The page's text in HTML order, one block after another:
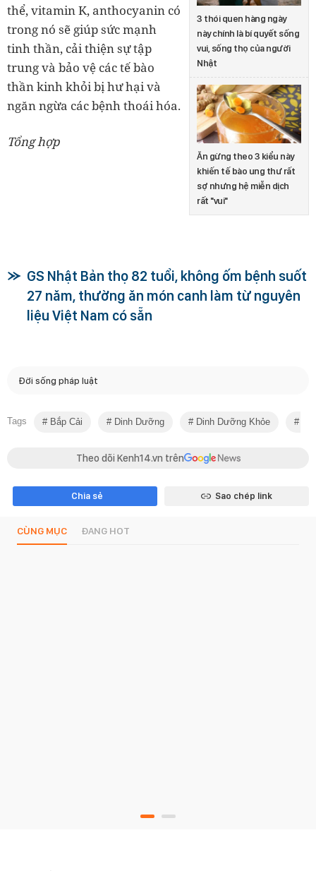
3 thói quen hàng ngày
này chính là bí quyết sống
vui, sống thọ của người
Nhật
Ăn gừng theo 3 kiểu này
khiến tế bào ung thư rất
sợ nhưng hệ miễn dịch
rất "vui"
thể, vitamin K, anthocyanin có
trong nó sẽ giúp sức mạnh
tinh thần, cải thiện sự tập
trung và bảo vệ các tế bào
thần kinh khỏi bị hư hại và
ngăn ngừa các bệnh thoái hóa.
Tổng hợp
GS Nhật Bản thọ 82 tuổi, không ốm bệnh suốt
27 năm, thường ăn món canh làm từ nguyên
liệu Việt Nam có sẵn
Đời sống pháp luật
Tags Bắp Cải Dinh Dưỡng Dinh Dưỡng Khỏe Cải
Theo dõi Kenh14.vn trên
Chia sẻ Sao chép link
CÙNG MỤC ĐANG HOT